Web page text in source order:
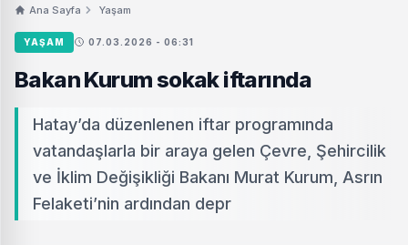
Ana Sayfa Yaşam
YAŞAM 07.03.2026 - 06:31
Bakan Kurum sokak iftarında
Hatay’da düzenlenen iftar programında
vatandaşlarla bir araya gelen Çevre, Şehircilik
ve İklim Değişikliği Bakanı Murat Kurum, Asrın
Felaketi’nin ardından depr